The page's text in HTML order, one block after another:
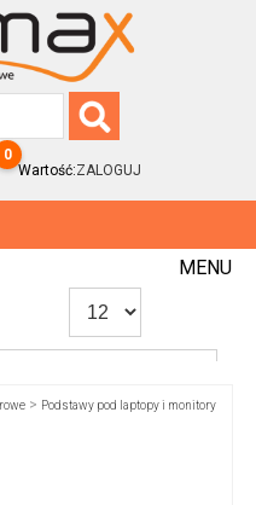
0
Wartość:ZALOGUJ
MENU
> Podstawy pod laptopy i monitory